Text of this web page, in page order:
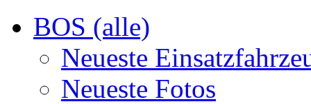
BOS (alle)
Neueste
Neueste Fotos